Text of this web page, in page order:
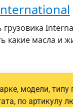
какие масла и
модели, типу
по артикулу